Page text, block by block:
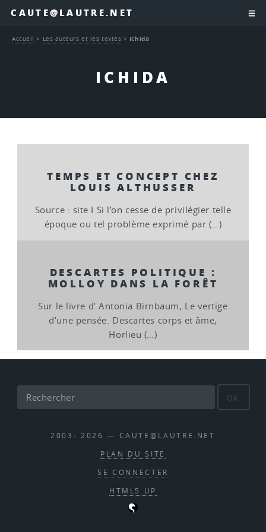
CAUTE@LAUTRE.NET
ICHIDA
Accueil > Les auteurs et les textes > Ichida
TEMPS ET CONCEPT CHEZ
LOUIS ALTHUSSER
Source : site I Si l’on cesse de privilégier telle
époque ou tel problème exprimé par (…)
DESCARTES POLITIQUE :
MOLLOY DANS LA FORÊT
Sur le livre d’ Antonia Birnbaum, Le vertige
d’une pensée. Descartes corps et âme,
Horlieu (…)
OK
2003- 2026 — CAUTE@LAUTRE.NET
PLAN DU SITE
SE CONNECTER
HTML5 UP